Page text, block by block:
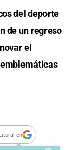
del deporte
de un regreso
el
en